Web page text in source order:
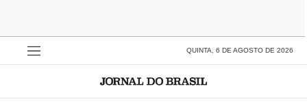
QUINTA, 6 DE AGOSTO DE 2026